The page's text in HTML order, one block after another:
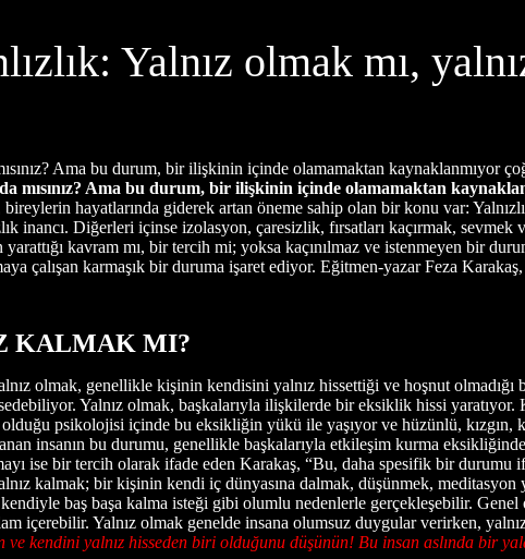
Yalnız olmak mı,
Ama bu durum, bir ilişkinin içinde olamamaktan kaynaklanmıyor
mısınız? Ama bu durum, bir ilişkinin içinde olamamaktan
hayatlarında giderek artan öneme sahip olan bir konu var:
inancı. Diğerleri içinse izolasyon, çaresizlik, fırsatları kaçırmak,
kavram mı, bir tercih mi; yoksa kaçınılmaz ve istenmeyen bir
çalışan karmaşık bir duruma işaret ediyor. Eğitmen-yazar Feza
KALMAK MI?
olmak, genellikle kişinin kendisini yalnız hissettiği ve hoşnut
Yalnız olmak, başkalarıyla ilişkilerde bir eksiklik hissi
psikolojisi içinde bu eksikliğin yükü ile yaşıyor ve hüzünlü,
insanın bu durumu, genellikle başkalarıyla etkileşim kurma
ise bir tercih olarak ifade eden Karakaş, “Bu, daha spesifik bir
kalmak; bir kişinin kendi iç dünyasına dalmak, düşünmek,
baş başa kalma isteği gibi olumlu nedenlerle gerçekleşebilir. Genel
içerebilir. Yalnız olmak genelde insana olumsuz duygular verirken,
kendini yalnız hisseden biri olduğunu düşünün! Bu insan aslında bir